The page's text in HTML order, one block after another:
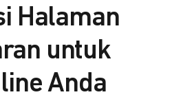
Halaman
untuk
Anda